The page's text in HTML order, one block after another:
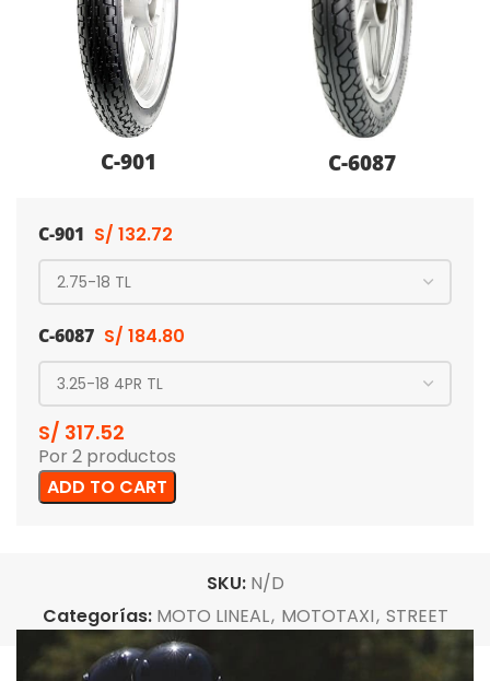
C-901 C-6087
C-901 S/ 132.72
C-6087 S/ 184.80
S/ 317.52
Por 2 productos
ADD TO CART
SKU: N/D
Categorías: MOTO LINEAL, MOTOTAXI, STREET